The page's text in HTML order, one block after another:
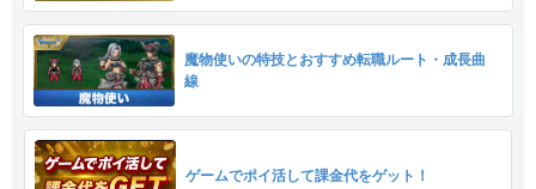
魔物使いの特技とおすすめ転職ルート・成長曲
線
ゲームでポイ活して課金代をゲット！